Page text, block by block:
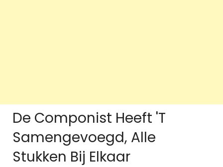
De Componist Heeft 'T
Samengevoegd, Alle
Stukken Bij Elkaar